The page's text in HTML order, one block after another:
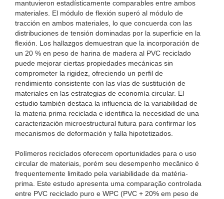
mantuvieron estadísticamente comparables entre ambos
materiales. El módulo de flexión superó al módulo de
tracción en ambos materiales, lo que concuerda con las
distribuciones de tensión dominadas por la superficie en la
flexión. Los hallazgos demuestran que la incorporación de
un 20 % en peso de harina de madera al PVC reciclado
puede mejorar ciertas propiedades mecánicas sin
comprometer la rigidez, ofreciendo un perfil de
rendimiento consistente con las vías de sustitución de
materiales en las estrategias de economía circular. El
estudio también destaca la influencia de la variabilidad de
la materia prima reciclada e identifica la necesidad de una
caracterización microestructural futura para confirmar los
mecanismos de deformación y falla hipotetizados.
Polímeros reciclados oferecem oportunidades para o uso
circular de materiais, porém seu desempenho mecânico é
frequentemente limitado pela variabilidade da matéria-
prima. Este estudo apresenta uma comparação controlada
entre PVC reciclado puro e WPC (PVC + 20% em peso de